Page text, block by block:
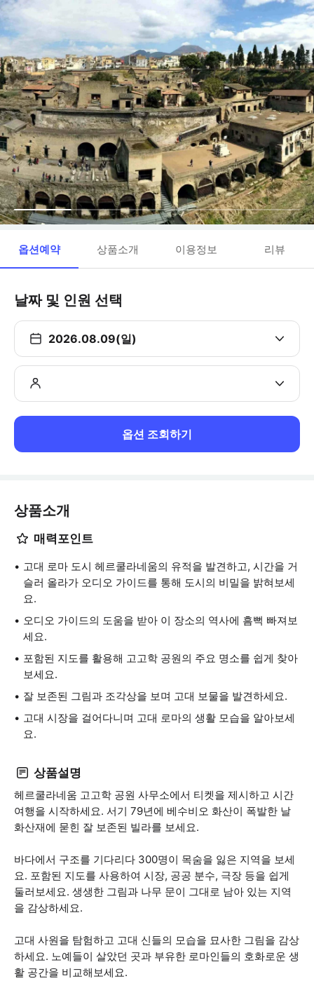
옵션예약 상품소개 이용정보 리뷰
날짜 및 인원 선택
2026.08.09(일)
옵션 조회하기
상품소개
매력포인트
고대 로마 도시 헤르쿨라네움의 유적을 발견하고, 시간을 거
슬러 올라가 오디오 가이드를 통해 도시의 비밀을 밝혀보세
요.
오디오 가이드의 도움을 받아 이 장소의 역사에 흠뻑 빠져보
세요.
포함된 지도를 활용해 고고학 공원의 주요 명소를 쉽게 찾아
보세요.
잘 보존된 그림과 조각상을 보며 고대 보물을 발견하세요.
고대 시장을 걸어다니며 고대 로마의 생활 모습을 알아보세
요.
상품설명
헤르쿨라네움 고고학 공원 사무소에서 티켓을 제시하고 시간
여행을 시작하세요. 서기 79년에 베수비오 화산이 폭발한 날
화산재에 묻힌 잘 보존된 빌라를 보세요.
바다에서 구조를 기다리다 300명이 목숨을 잃은 지역을 보세
요. 포함된 지도를 사용하여 시장, 공공 분수, 극장 등을 쉽게
둘러보세요. 생생한 그림과 나무 문이 그대로 남아 있는 지역
을 감상하세요.
고대 사원을 탐험하고 고대 신들의 모습을 묘사한 그림을 감상
하세요. 노예들이 살았던 곳과 부유한 로마인들의 호화로운 생
활 공간을 비교해보세요.